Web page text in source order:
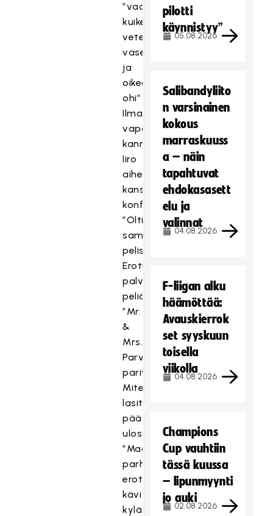
”vaalee
kuikelo
veteli
vasemmalta
ja
oikealta
ohi”
Ilmainen
vapaakortti
kannusti
Iiro
aiheuttaa
kansainvälisen
konfliktin
”Oltiin
samassa
pelissä”
Erotuomari
palvelee
peliä
”Mr.
&
Mrs.
Parviainen
parivuoteessa”
Miten
lasitalosta
pääsee
ulos?
”Maan
parhaat
erotuomarit
kävi
kylässä”
pilotti
käynnistyy”
05.08.2026
Salibandyliito
n varsinainen
kokous
marraskuuss
a – näin
tapahtuvat
ehdokasasett
elu ja
valinnat
04.08.2026
F-liigan alku
häämöttää:
Avauskierrok
set syyskuun
toisella
viikolla
04.08.2026
Champions
Cup vauhtiin
tässä kuussa
– lipunmyynti
jo auki
02.08.2026